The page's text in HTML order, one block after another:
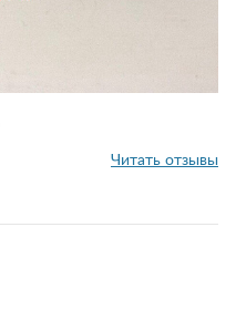
Читать отзывы